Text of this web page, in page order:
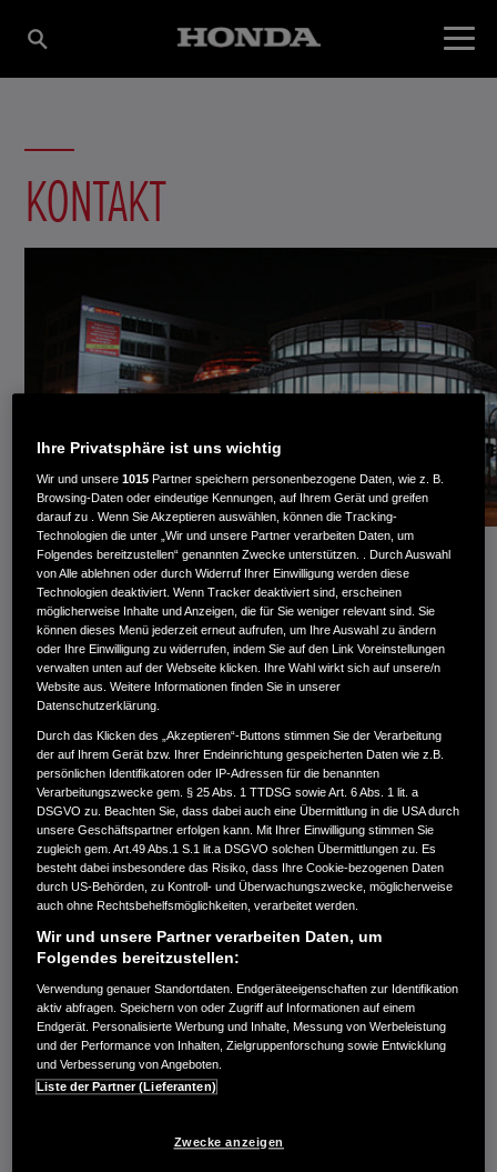
KONTAKT
Honda Deutschland
Niederlassung der Honda Motor Europe Ltd.
Kundenbetreuung
Postfach 10 32 33
D-60102 Frankfurt am Main
Tel: (069) 83 00 60
Mo.-Fr. von 8.00 Uhr - 18.00 Uhr
Fax: (069) 83 00 65 - 110
Ihre Privatsphäre ist uns wichtig
Wir und unsere1015 Partner speichern personenbezogene Daten, wie z. B.
Browsing-Daten oder eindeutige Kennungen, auf Ihrem Gerät und greifen
darauf zu . Wenn Sie Akzeptieren auswählen, können die Tracking-
Technologien die unter „Wir und unsere Partner verarbeiten Daten, um
Folgendes bereitzustellen“ genannten Zwecke unterstützen. . Durch Auswahl
von Alle ablehnen oder durch Widerruf Ihrer Einwilligung werden diese
Technologien deaktiviert. Wenn Tracker deaktiviert sind, erscheinen
möglicherweise Inhalte und Anzeigen, die für Sie weniger relevant sind. Sie
können dieses Menü jederzeit erneut aufrufen, um Ihre Auswahl zu ändern
oder Ihre Einwilligung zu widerrufen, indem Sie auf den Link Voreinstellungen
verwalten unten auf der Webseite klicken. Ihre Wahl wirkt sich auf unsere/n
Website aus. Weitere Informationen finden Sie in unserer
Datenschutzerklärung.
Durch das Klicken des „Akzeptieren“-Buttons stimmen Sie der Verarbeitung
der auf Ihrem Gerät bzw. Ihrer Endeinrichtung gespeicherten Daten wie z.B.
persönlichen Identifikatoren oder IP-Adressen für die benannten
Verarbeitungszwecke gem. § 25 Abs. 1 TTDSG sowie Art. 6 Abs. 1 lit. a
DSGVO zu. Beachten Sie, dass dabei auch eine Übermittlung in die USA durch
unsere Geschäftspartner erfolgen kann. Mit Ihrer Einwilligung stimmen Sie
zugleich gem. Art.49 Abs.1 S.1 lit.a DSGVO solchen Übermittlungen zu. Es
besteht dabei insbesondere das Risiko, dass Ihre Cookie-bezogenen Daten
durch US-Behörden, zu Kontroll- und Überwachungszwecke, möglicherweise
auch ohne Rechtsbehelfsmöglichkeiten, verarbeitet werden.
Wir und unsere Partner verarbeiten Daten, um
Folgendes bereitzustellen:
Verwendung genauer Standortdaten. Endgeräteeigenschaften zur Identifikation
aktiv abfragen. Speichern von oder Zugriff auf Informationen auf einem
Endgerät. Personalisierte Werbung und Inhalte, Messung von Werbeleistung
und der Performance von Inhalten, Zielgruppenforschung sowie Entwicklung
und Verbesserung von Angeboten.
Liste der Partner (Lieferanten)
Zwecke anzeigen